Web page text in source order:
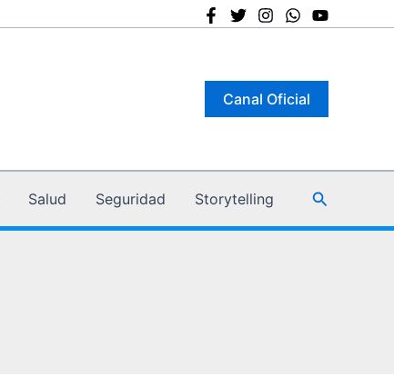
Canal Oficial
Salud Seguridad Storytelling Buscar